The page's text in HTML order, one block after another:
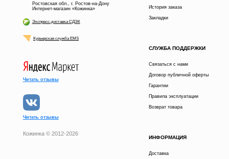
Ростовская обл., г. Ростов-на-Дону
Интернет-магазин «Кожинка»
Экспресс-доставка СДЭК
Курьерская служба EMS
История заказа
Закладки
СЛУЖБА ПОДДЕРЖКИ
Связаться с нами
Договор публичной оферты
Гарантии
Правила эксплуатации
Возврат товара
ИНФОРМАЦИЯ
Доставка
Читать отзывы
Читать отзывы
Кожинка © 2012-2026